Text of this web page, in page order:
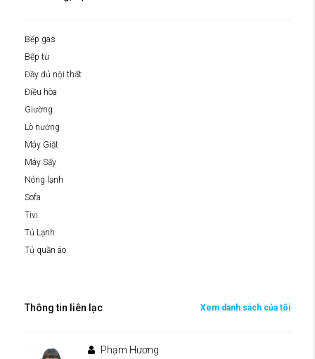
Bếp gas
Bếp từ
Đầy đủ nội thất
Điều hòa
Giường
Lò nướng
Máy Giặt
Máy Sấy
Nóng lạnh
Sofa
Tivi
Tủ Lạnh
Tủ quần áo
Thông tin liên lạc Xem danh sách của tôi
Phạm Hương